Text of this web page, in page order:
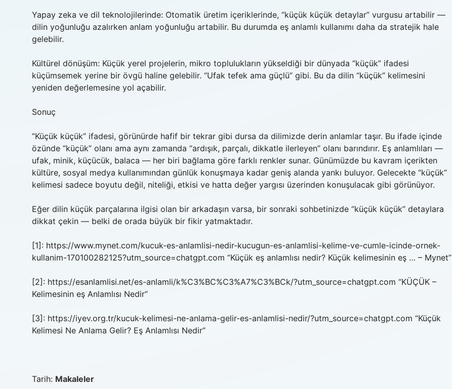
Yapay zeka ve dil teknolojilerinde: Otomatik üretim içeriklerinde, “küçük küçük detaylar” vurgusu artabilir —
dilin yoğunluğu azalırken anlam yoğunluğu artabilir. Bu durumda eş anlamlı kullanımı daha da stratejik hale
gelebilir.
Kültürel dönüşüm: Küçük yerel projelerin, mikro toplulukların yükseldiği bir dünyada “küçük” ifadesi
küçümsemek yerine bir övgü haline gelebilir. “Ufak tefek ama güçlü” gibi. Bu da dilin “küçük” kelimesini
yeniden değerlemesine yol açabilir.
Sonuç
“Küçük küçük” ifadesi, görünürde hafif bir tekrar gibi dursa da dilimizde derin anlamlar taşır. Bu ifade içinde
özünde “küçük” olanı ama aynı zamanda “ardışık, parçalı, dikkatle ilerleyen” olanı barındırır. Eş anlamlıları —
ufak, minik, küçücük, balaca — her biri bağlama göre farklı renkler sunar. Günümüzde bu kavram içerikten
kültüre, sosyal medya kullanımından günlük konuşmaya kadar geniş alanda yankı buluyor. Gelecekte “küçük”
kelimesi sadece boyutu değil, niteliği, etkisi ve hatta değer yargısı üzerinden konuşulacak gibi görünüyor.
Eğer dilin küçük parçalarına ilgisi olan bir arkadaşın varsa, bir sonraki sohbetinizde “küçük küçük” detaylara
dikkat çekin — belki de orada büyük bir fikir yatmaktadır.
[1]: https://www.mynet.com/kucuk-es-anlamlisi-nedir-kucugun-es-anlamlisi-kelime-ve-cumle-icinde-ornek-
kullanim-170100282125?utm_source=chatgpt.com “Küçük eş anlamlısı nedir? Küçük kelimesinin eş … – Mynet”
[2]: https://esanlamlisi.net/es-anlamli/k%C3%BC%C3%A7%C3%BCk/?utm_source=chatgpt.com “KÜÇÜK –
Kelimesinin eş Anlamlısı Nedir”
[3]: https://iyev.org.tr/kucuk-kelimesi-ne-anlama-gelir-es-anlamlisi-nedir/?utm_source=chatgpt.com “Küçük
Kelimesi Ne Anlama Gelir? Eş Anlamlısı Nedir”
Tarih: Makaleler